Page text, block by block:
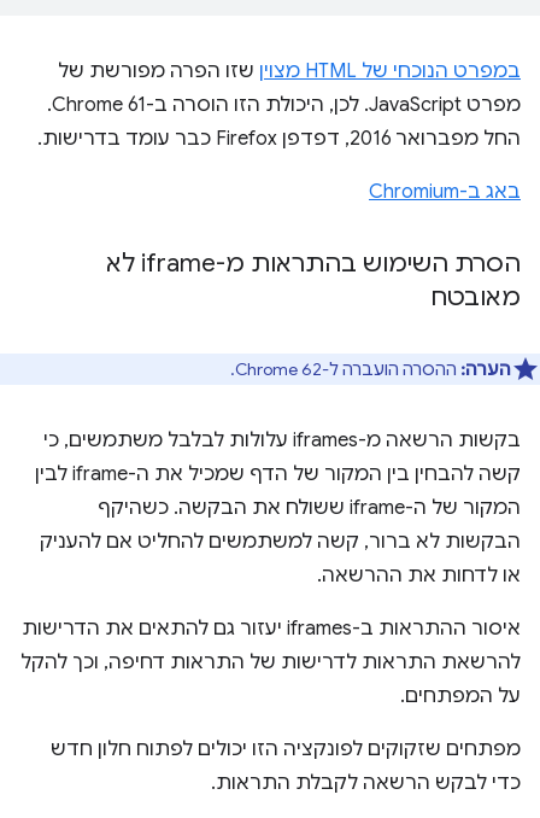
במפרט הנוכחי של HTML מצוין
שזו הפרה מפורשת של
מפרט JavaScript. לכן, היכולת הזו הוסרה ב-Chrome 61.
החל מפברואר 2016, דפדפן Firefox כבר עומד בדרישות.
באג ב-Chromium
הסרת השימוש בהתראות מ-iframe לא
מאובטח
הערה: ההסרה הועברה ל-Chrome 62.
בקשות הרשאה מ-iframes עלולות לבלבל משתמשים, כי
קשה להבחין בין המקור של הדף שמכיל את ה-iframe לבין
המקור של ה-iframe ששולח את הבקשה. כשהיקף
הבקשות לא ברור, קשה למשתמשים להחליט אם להעניק
או לדחות את ההרשאה.
איסור ההתראות ב-iframes יעזור גם להתאים את הדרישות
להרשאת התראות לדרישות של התראות דחיפה, וכך להקל
על המפתחים.
מפתחים שזקוקים לפונקציה הזו יכולים לפתוח חלון חדש
כדי לבקש הרשאה לקבלת התראות.